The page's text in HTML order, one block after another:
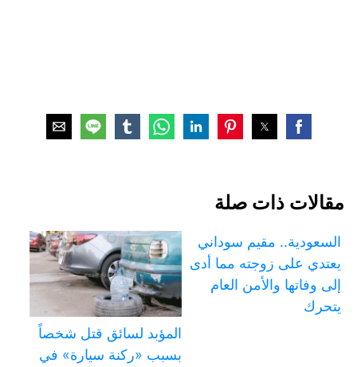
مقالات ذات صلة
السعودية.. مقيم سوداني
يعتدي على زوجته مما أدى
إلى وفاتها والأمن العام
يتحرك
المؤبد لسائق قتل شخصاً
بسبب «ركنة سيارة» في